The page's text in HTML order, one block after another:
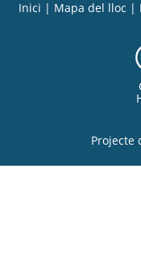
Inici Mapa del lloc
Projecte